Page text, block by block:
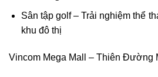
Sân tập golf – Trải nghiệm thể
khu đô thị
Vincom Mega Mall – Thiên Đường